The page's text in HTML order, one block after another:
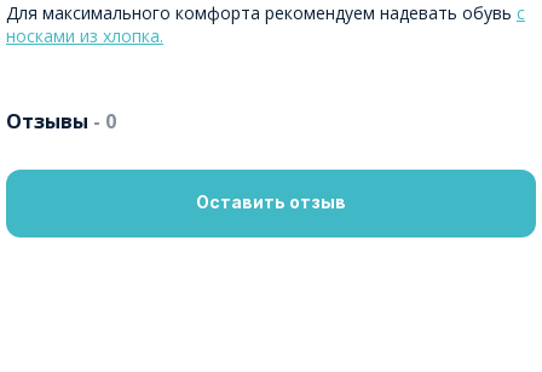
Для максимального комфорта рекомендуем надевать обувь с
носками из хлопка.
Отзывы - 0
Оставить отзыв